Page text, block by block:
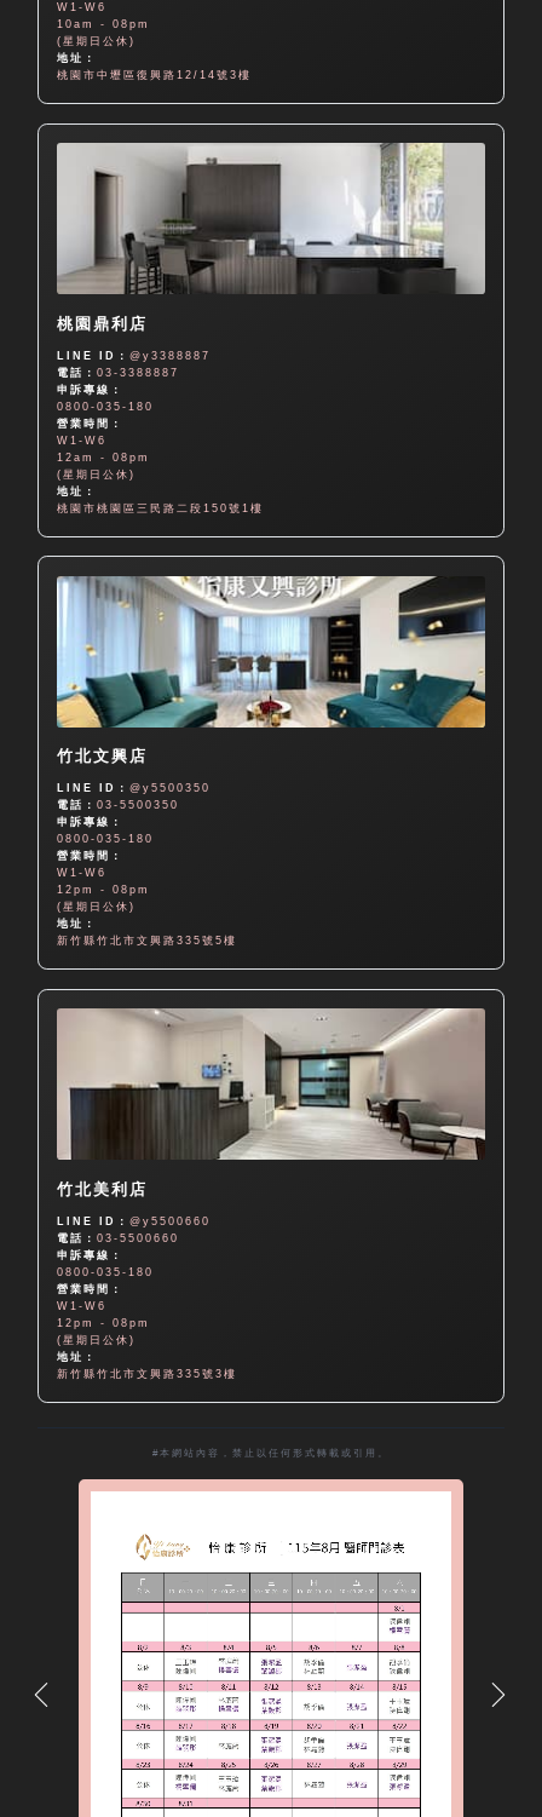
W1-W6
10am - 08pm
(星期日公休)
地址：
桃園市中壢區復興路12/14號3樓
桃園鼎利店
LINE ID：@y3388887
電話：03-3388887
申訴專線：
0800-035-180
營業時間：
W1-W6
12am - 08pm
(星期日公休)
地址：
桃園市桃園區三民路二段150號1樓
竹北文興店
LINE ID：@y5500350
電話：03-5500350
申訴專線：
0800-035-180
營業時間：
W1-W6
12pm - 08pm
(星期日公休)
地址：
新竹縣竹北市文興路335號5樓
竹北美利店
LINE ID：@y5500660
電話：03-5500660
申訴專線：
0800-035-180
營業時間：
W1-W6
12pm - 08pm
(星期日公休)
地址：
新竹縣竹北市文興路335號3樓
#本網站內容，禁止以任何形式轉載或引用。